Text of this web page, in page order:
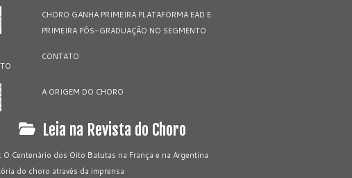
CHORO GANHA PRIMEIRA PLATAFORMA EAD E
PRIMEIRA PÓS-GRADUAÇÃO NO SEGMENTO
CONTATO
A ORIGEM DO CHORO
Leia na Revista do Choro
O Centenário dos Oito Batutas na França e na Argentina
do choro através da imprensa